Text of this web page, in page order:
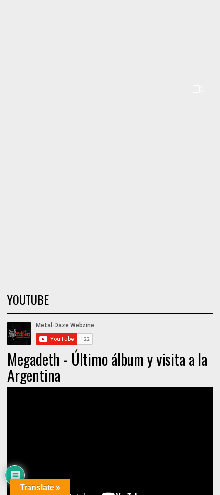
YOUTUBE
Megadeth - Último álbum y visita a la
Argentina
Translate »